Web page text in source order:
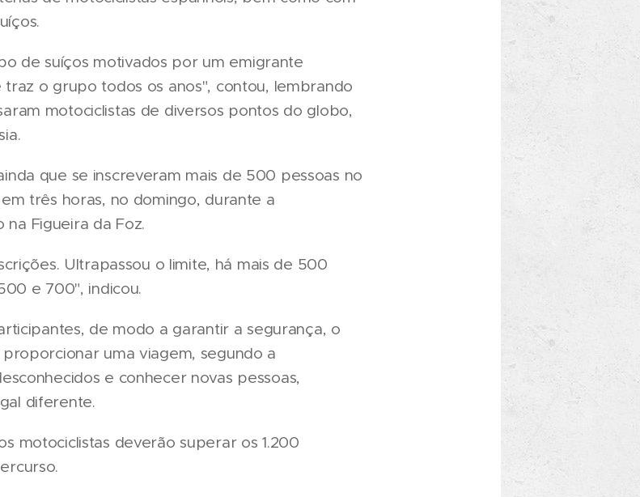
de suíços motivados por um emigrante
traz o grupo todos os anos", contou, lembrando
motociclistas de diversos pontos do globo,
que se inscreveram mais de 500 pessoas no
três horas, no domingo, durante a
Figueira da Foz.
Ultrapassou o limite, há mais de 500
e 700", indicou.
de modo a garantir a segurança, o
uma viagem, segundo a
e conhecer novas pessoas,
diferente.
motociclistas deverão superar os 1.200